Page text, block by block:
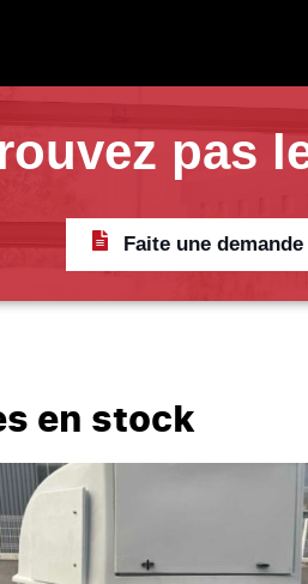
pas
Faite une
en stock